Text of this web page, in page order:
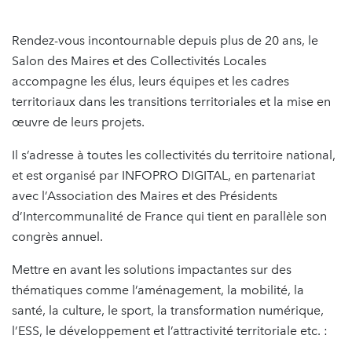
Rendez-vous incontournable depuis plus de 20 ans, le
Salon des Maires et des Collectivités Locales
accompagne les élus, leurs équipes et les cadres
territoriaux dans les transitions territoriales et la mise en
œuvre de leurs projets.
Il s’adresse à toutes les collectivités du territoire national,
et est organisé par INFOPRO DIGITAL, en partenariat
avec l’Association des Maires et des Présidents
d’Intercommunalité de France qui tient en parallèle son
congrès annuel.
Mettre en avant les solutions impactantes sur des
thématiques comme l’aménagement, la mobilité, la
santé, la culture, le sport, la transformation numérique,
l’ESS, le développement et l’attractivité territoriale etc. :